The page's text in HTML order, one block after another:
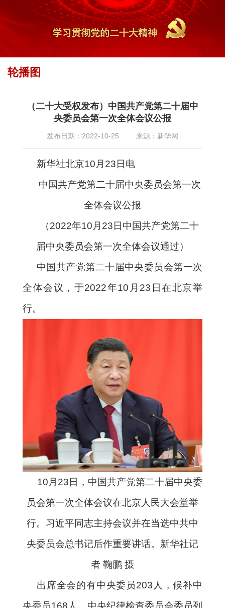
轮播图
（二十大受权发布）中国共产党第二十届中
央委员会第一次全体会议公报
发布日期：2022-10-25 来源：新华网
新华社北京10月23日电
中国共产党第二十届中央委员会第一次
全体会议公报
（2022年10月23日中国共产党第二十
届中央委员会第一次全体会议通过）
中国共产党第二十届中央委员会第一次
全体会议，于2022年10月23日在北京举
行。
10月23日，中国共产党第二十届中央委
员会第一次全体会议在北京人民大会堂举
行。习近平同志主持会议并在当选中共中
央委员会总书记后作重要讲话。新华社记
者 鞠鹏 摄
出席全会的有中央委员203人，候补中
央委员168人。中央纪律检查委员会委员列